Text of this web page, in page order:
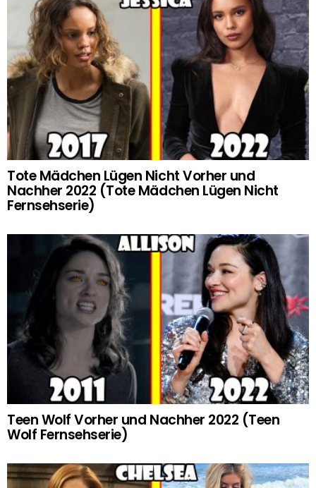
Tote Mädchen Lügen Nicht Vorher und
Nachher 2022 (Tote Mädchen Lügen Nicht
Fernsehserie)
Teen Wolf Vorher und Nachher 2022 (Teen
Wolf Fernsehserie)